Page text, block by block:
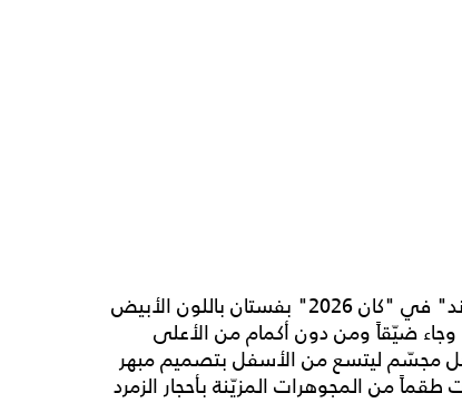
تألّقت النجمة المصرية خلال حضورها عرض "فاذرلاند" في "كان 2026" بفستان باللون الأبيض
ضيّقاً ومن دون أكمام من الأعلى
مجسّم ليتسع من الأسفل بتصميم مبهر
من المجوهرات المزيّنة بأحجار الزمرد